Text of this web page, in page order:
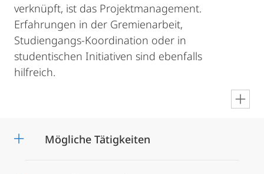
verknüpft, ist das Projektmanagement.
Erfahrungen in der Gremienarbeit,
Studiengangs-Koordination oder in
studentischen Initiativen sind ebenfalls
hilfreich.
Mögliche Tätigkeiten